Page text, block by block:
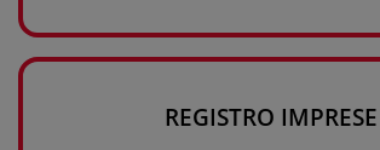
REGISTRO IMPRESE